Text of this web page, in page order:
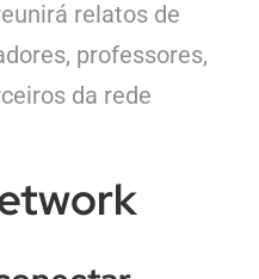
relatos de
professores,
da rede